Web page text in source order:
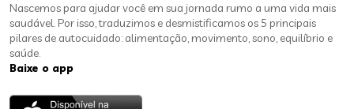
Nascemos para ajudar você em sua jornada rumo a uma vida mais
saudável. Por isso, traduzimos e desmistificamos os 5 principais
pilares de autocuidado: alimentação, movimento, sono, equilíbrio e
saúde.
Baixe o app